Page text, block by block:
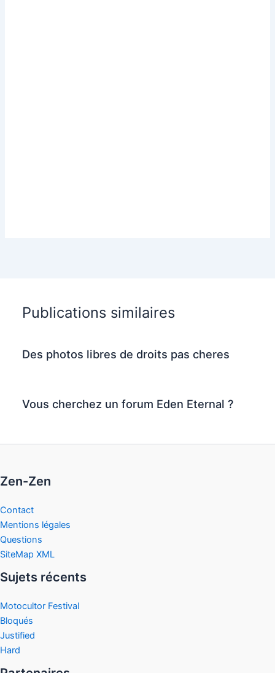
Publications similaires
Des photos libres de droits pas cheres
Vous cherchez un forum Eden Eternal ?
Zen-Zen
Contact
Mentions légales
Questions
SiteMap XML
Sujets récents
Motocultor Festival
Bloqués
Justified
Hard